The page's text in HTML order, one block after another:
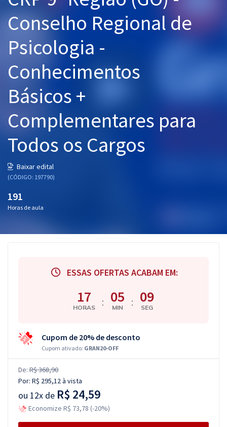
Graduação
Mentorias
Questões grátis
Conteúdo gratuito
Blog
Aprovados
Atendimento
Conselho Regional de
Psicologia -
Conhecimentos
Básicos +
Complementares para
Todos os Cargos
Baixar edital
(CÓDIGO: 197790)
191
Horas de aula
ESSAS OFERTAS ACABAM EM:
17
HORAS : 05
MIN : 08
SEG
Cupom de 20% de desconto
Cupom ativado: GRAN20-OFF
De: R$ 368,90
Por: R$ 295,12à vista
ou 12x de R$ 24,59
Economize R$ 73,78 (-20%)